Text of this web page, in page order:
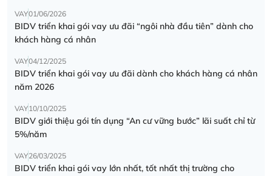
VAY01/06/2026
BIDV triển khai gói vay ưu đãi “ngôi nhà đầu tiên” dành cho
khách hàng cá nhân
VAY04/12/2025
BIDV triển khai gói vay ưu đãi dành cho khách hàng cá nhân
năm 2026
VAY10/10/2025
BIDV giới thiệu gói tín dụng “An cư vững bước” lãi suất chỉ từ
5%/năm
VAY26/03/2025
BIDV triển khai gói vay lớn nhất, tốt nhất thị trường cho